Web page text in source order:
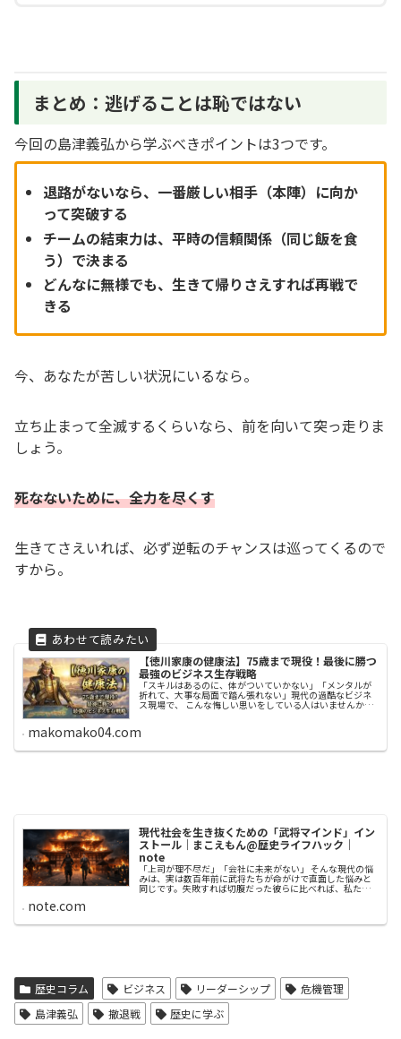
まとめ：逃げることは恥ではない
今回の島津義弘から学ぶべきポイントは3つです。
退路がないなら、一番厳しい相手（本陣）に向か
って突破する
チームの結束力は、平時の信頼関係（同じ飯を食
う）で決まる
どんなに無様でも、生きて帰りさえすれば再戦で
きる
今、あなたが苦しい状況にいるなら。
立ち止まって全滅するくらいなら、前を向いて突っ走りま
しょう。
死なないために、全力を尽くす
生きてさえいれば、必ず逆転のチャンスは巡ってくるので
すから。
【徳川家康の健康法】75歳まで現役！最後に勝つ
最強のビジネス生存戦略
「スキルはあるのに、体がついていかない」「メンタルが
折れて、大事な局面で踏ん張れない」現代の過酷なビジネ
ス現場で、 こんな悔しい思いをしている人はいませんか？
makomako04.com
現代社会を生き抜くための「武将マインド」イン
ストール｜まこえもん@歴史ライフハック｜
note
「上司が理不尽だ」「会社に未来がない」 そんな現代の悩
みは、実は数百年前に武将たちが命がけで直面した悩みと
同じです。失敗すれば切腹だった彼らに比べれば、私たち
note.com
歴史コラム ビジネス リーダーシップ
危機管理
島津義弘
撤退戦 歴史に学ぶ